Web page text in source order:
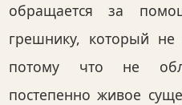
обращается за
грешнику, который
потому что не
постепенно живое